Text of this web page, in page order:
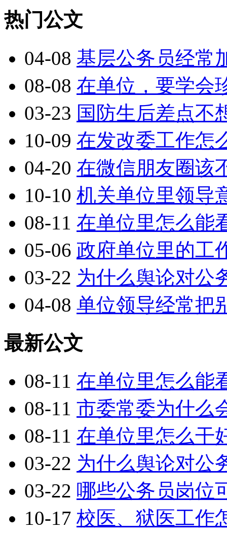
热门公文
04-08 基层公务员经常
08-08 在单位，要学会
03-23 国防生后差点不
10-09 在发改委工作怎
04-20 在微信朋友圈该
10-10 机关单位里领导
08-11 在单位里怎么能
05-06 政府单位里的工
03-22 为什么舆论对公
04-08 单位领导经常把
最新公文
08-11 在单位里怎么能
08-11 市委常委为什么
08-11 在单位里怎么干
03-22 为什么舆论对公
03-22 哪些公务员岗位
10-17 校医、狱医工作